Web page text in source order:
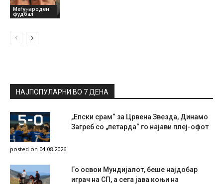
Меѓународен
фудбал
НАЈПОПУЛАРНИ ВО 7 ДЕНА
„Епски срам“ за Црвена Звезда, Динамо
Загреб со „петарда“ го најави плеј-офот
posted on 04.08.2026
Го освои Мундијалот, беше најдобар
играч на СП, а сега јава коњи на